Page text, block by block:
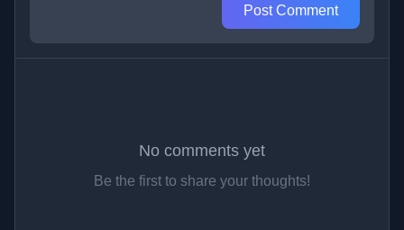
Post Comment
No comments yet
Be the first to share your thoughts!